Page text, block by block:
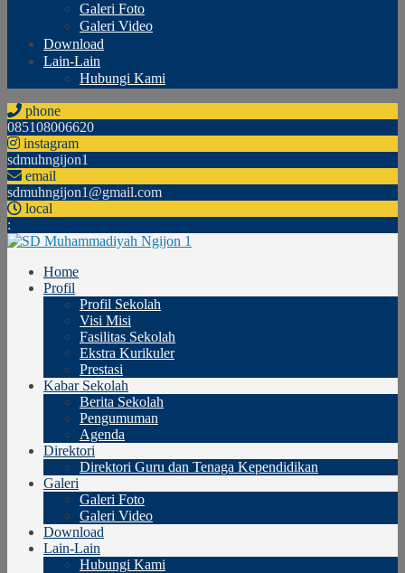
Galeri Foto
Galeri Video
Download
Lain-Lain
Hubungi Kami
phone
085108006620
instagram
sdmuhngijon1
email
sdmuhngijon1@gmail.com
local
:
Home
Profil
Profil Sekolah
Visi Misi
Fasilitas Sekolah
Ekstra Kurikuler
Prestasi
Kabar Sekolah
Berita Sekolah
Pengumuman
Agenda
Direktori
Direktori Guru dan Tenaga Kependidikan
Galeri
Galeri Foto
Galeri Video
Download
Lain-Lain
Hubungi Kami